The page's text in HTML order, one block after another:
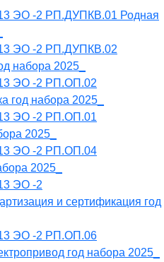
ЭО -2 РП.ДУПКВ.01 Родная
ЭО -2 РП.ДУПКВ.02
набора 2025_
ЭО -2 РП.ОП.02
год набора 2025_
ЭО -2 РП.ОП.01
2025_
ЭО -2 РП.ОП.04
2025_
ЭО -2
и сертификация год
ЭО -2 РП.ОП.06
год набора 2025_